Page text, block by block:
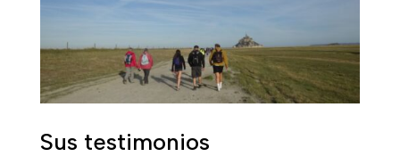
Sus testimonios